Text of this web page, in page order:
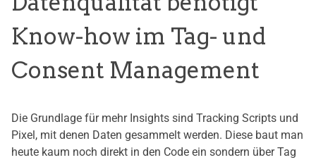
Know-how im Tag- und
Consent Management
Die Grundlage für mehr Insights sind Tracking Scripts und
Pixel, mit denen Daten gesammelt werden. Diese baut man
heute kaum noch direkt in den Code ein sondern über Tag